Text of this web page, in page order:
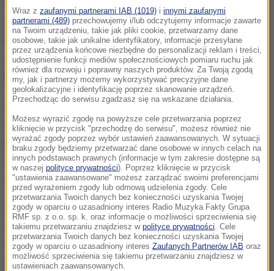
niedawny zdobywca "Złotej Piłki"Karim Benzemaz
Realu Madryt (w ostatnim czasie miał problemy
zdrowotne) i jeden z bohaterów MŚ 2018Kylian
Mbappez Paris Saint-Germain.
Wśród obrońców widnieje nazwisko m.in. mistrza
świataRaphaela Varane'a, choć nie wiadomo, czy
piłkarz Manchesteru United, który z powodu kontuzji
nie grał od 22 października, zdąży wrócić do
odpowiedniej dyspozycji.
Wydaje się, że na tym tle nieco skromniej -
oczywiście jak na ogromny potencjał Francuzów -
wygląda druga linia, w której zabraknie mistrzów
świata -Paula PogbyiN'Golo Kante.
Wraz z zaufanymi partnerami IAB (1019) i innymi zaufanymi
partnerami (489) przechowujemy i/lub odczytujemy informacje zawarte
na Twoim urządzeniu, takie jak pliki cookie, przetwarzamy dane
osobowe, takie jak unikalne identyfikatory, informacje przesyłane
przez urządzenia końcowe niezbędne do personalizacji reklam i treści,
udostępnienie funkcji mediów społecznościowych pomiaru ruchu jak
również dla rozwoju i poprawny naszych produktów. Za Twoją zgodą
my, jak i partnerzy możemy wykorzystywać precyzyjne dane
geolokalizacyjne i identyfikację poprzez skanowanie urządzeń.
Przechodząc do serwisu zgadzasz się na wskazane działania.
Możesz wyrazić zgodę na powyższe cele przetwarzania poprzez
kliknięcie w przycisk "przechodzę do serwisu", możesz również nie
wyrażać zgody poprzez wybór ustawień zaawansowanych. W sytuacji
braku zgody będziemy przetwarzać dane osobowe w innych celach na
innych podstawach prawnych (informacje w tym zakresie dostępne są
w naszej polityce prywatności). Poprzez kliknięcie w przycisk
"ustawienia zaawansowane" możesz zarządzać swoimi preferencjami
przed wyrażeniem zgody lub odmową udzielenia zgody. Cele
przetwarzania Twoich danych bez konieczności uzyskania Twojej
zgody w oparciu o uzasadniony interes Radio Muzyka Fakty Grupa
RMF sp. z o.o. sp. k. oraz informacje o możliwości sprzeciwienia się
takiemu przetwarzaniu znajdziesz w polityce prywatności . Cele
przetwarzania Twoich danych bez konieczności uzyskania Twojej
zgody w oparciu o uzasadniony interes Zaufanych Partnerów IAB oraz
możliwość sprzeciwienia się takiemu przetwarzaniu znajdziesz w
ustawieniach zaawansowanych.